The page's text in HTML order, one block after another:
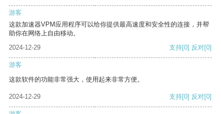
游客
这款加速器VPM应用程序可以给你提供最高速度和安全性的连接，并帮
助你在网络上自由移动。
2024-12-29
支持[0] 反对[0]
游客
这款软件的功能非常强大，使用起来非常方便。
2024-12-29 支持[0] 反对[0]